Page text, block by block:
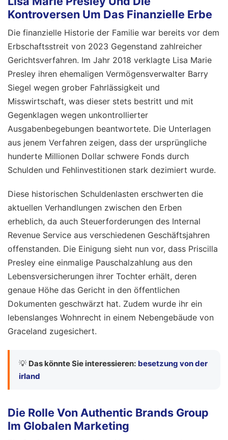
Kontroversen Um Das Finanzielle Erbe
Die finanzielle Historie der Familie war bereits vor dem
Erbschaftsstreit von 2023 Gegenstand zahlreicher
Gerichtsverfahren. Im Jahr 2018 verklagte Lisa Marie
Presley ihren ehemaligen Vermögensverwalter Barry
Siegel wegen grober Fahrlässigkeit und
Misswirtschaft, was dieser stets bestritt und mit
Gegenklagen wegen unkontrollierter
Ausgabenbegebungen beantwortete. Die Unterlagen
aus jenem Verfahren zeigen, dass der ursprüngliche
hunderte Millionen Dollar schwere Fonds durch
Schulden und Fehlinvestitionen stark dezimiert wurde.
Diese historischen Schuldenlasten erschwerten die
aktuellen Verhandlungen zwischen den Erben
erheblich, da auch Steuerforderungen des Internal
Revenue Service aus verschiedenen Geschäftsjahren
offenstanden. Die Einigung sieht nun vor, dass Priscilla
Presley eine einmalige Pauschalzahlung aus den
Lebensversicherungen ihrer Tochter erhält, deren
genaue Höhe das Gericht in den öffentlichen
Dokumenten geschwärzt hat. Zudem wurde ihr ein
lebenslanges Wohnrecht in einem Nebengebäude von
Graceland zugesichert.
💡 Das könnte Sie interessieren: besetzung von der
irland
Die Rolle Von Authentic Brands Group
Im Globalen Marketing